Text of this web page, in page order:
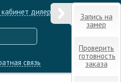
Запись на
замер
Проверить
готовность
заказа
дилера
связь